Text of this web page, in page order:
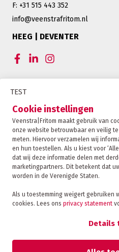
TEST
Cookie instellingen
Veenstra|Fritom maakt gebruik van
onze website betrouwbaar en veilig
meten. Hiervoor verzamelen wij
en hun toestellen. Als u kiest voor
dat wij deze informatie delen met
marketingpartners. Dit betekent dat
worden in de Verenigde Staten.
Als u toestemming weigert gebruiken
cookies. Lees onsprivacy statement
Details
F: +31 515 443 352
info@veenstrafritom.nl
HEEG | DEVENTER
Veenstra|Fritom is
Privacybeleid